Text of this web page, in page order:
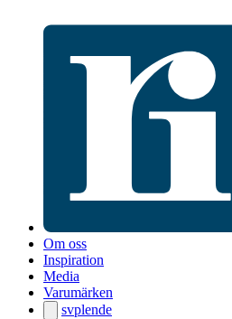
Om oss
Inspiration
Media
Varumärken
svplende